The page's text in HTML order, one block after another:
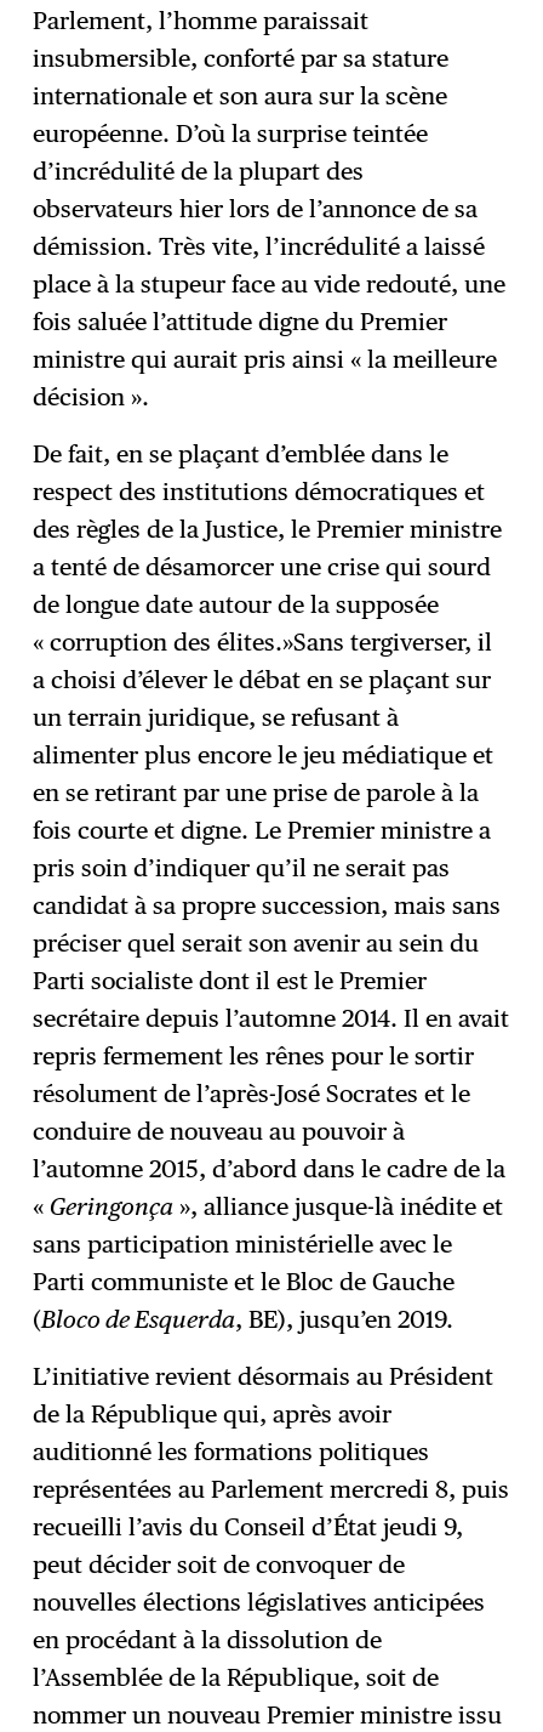
Parlement, l’homme paraissait
insubmersible, conforté par sa stature
internationale et son aura sur la scène
européenne. D’où la surprise teintée
d’incrédulité de la plupart des
observateurs hier lors de l’annonce de sa
démission. Très vite, l’incrédulité a laissé
place à la stupeur face au vide redouté, une
fois saluée l’attitude digne du Premier
ministre qui aurait pris ainsi « la meilleure
décision ».
De fait, en se plaçant d’emblée dans le
respect des institutions démocratiques et
des règles de la Justice, le Premier ministre
a tenté de désamorcer une crise qui sourd
de longue date autour de la supposée
« corruption des élites.»Sans tergiverser, il
a choisi d’élever le débat en se plaçant sur
un terrain juridique, se refusant à
alimenter plus encore le jeu médiatique et
en se retirant par une prise de parole à la
fois courte et digne. Le Premier ministre a
pris soin d’indiquer qu’il ne serait pas
candidat à sa propre succession, mais sans
préciser quel serait son avenir au sein du
Parti socialiste dont il est le Premier
secrétaire depuis l’automne 2014. Il en avait
repris fermement les rênes pour le sortir
résolument de l’après-José Socrates et le
conduire de nouveau au pouvoir à
l’automne 2015, d’abord dans le cadre de la
« Geringonça », alliance jusque-là inédite et
sans participation ministérielle avec le
Parti communiste et le Bloc de Gauche
(Bloco de Esquerda, BE), jusqu’en 2019.
L’initiative revient désormais au Président
de la République qui, après avoir
auditionné les formations politiques
représentées au Parlement mercredi 8, puis
recueilli l’avis du Conseil d’État jeudi 9,
peut décider soit de convoquer de
nouvelles élections législatives anticipées
en procédant à la dissolution de
l’Assemblée de la République, soit de
nommer un nouveau Premier ministre issu